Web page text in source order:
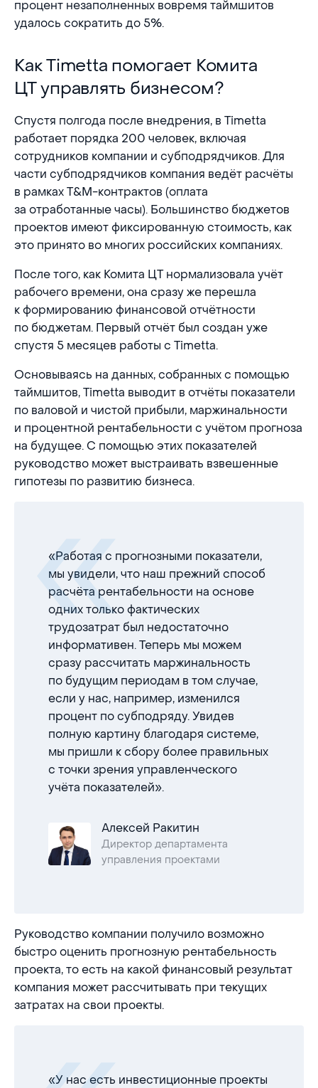
процент незаполненных вовремя таймшитов
удалось сократить до 5%.
Как Timetta помогает Комита ЦТ управлять
Как Timetta помогает Комита
ЦТ управлять бизнесом?
Спустя полгода после внедрения, в Timetta
работает порядка 200 человек, включая
сотрудников компании и субподрядчиков. Для
части субподрядчиков компания ведёт расчёты
в рамках T&M-контрактов (оплата
за отработанные часы). Большинство бюджетов
проектов имеют фиксированную стоимость, как
это принято во многих российских компаниях.
После того, как Комита ЦТ нормализовала учёт
рабочего времени, она сразу же перешла
к формированию финансовой отчётности
по бюджетам. Первый отчёт был создан уже
спустя 5 месяцев работы с Timetta.
Основываясь на данных, собранных с помощью
таймшитов, Timetta выводит в отчёты показатели
по валовой и чистой прибыли, маржинальности
и процентной рентабельности с учётом прогноза
на будущее. С помощью этих показателей
руководство может выстраивать взвешенные
гипотезы по развитию бизнеса.
«Работая с прогнозными показатели,
мы увидели, что наш прежний способ
расчёта рентабельности на основе
одних только фактических
трудозатрат был недостаточно
информативен. Теперь мы можем
сразу рассчитать маржинальность
по будущим периодам в том случае,
если у нас, например, изменился
процент по субподряду. Увидев
полную картину благодаря системе,
мы пришли к сбору более правильных
с точки зрения управленческого
учёта показателей».
Алексей Ракитин
Директор департамента
управления проектами
Руководство компании получило возможно
быстро оценить прогнозную рентабельность
проекта, то есть на какой финансовый результат
компания может рассчитывать при текущих
затратах на свои проекты.
«У нас есть инвестиционные проекты